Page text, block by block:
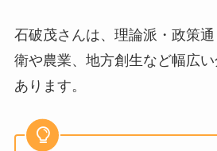
石破茂さんは、理論派・政策
衛や農業、地方創生など幅広
あります。